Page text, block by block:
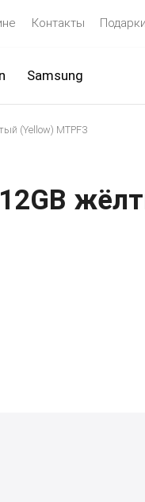
Контакты Подарки
Samsung
(Yellow) MTPF3